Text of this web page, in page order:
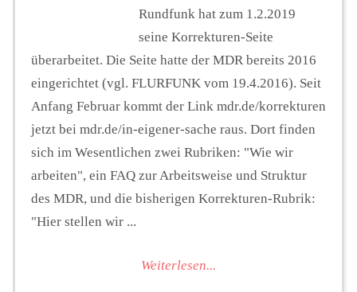
Rundfunk hat zum 1.2.2019
seine Korrekturen-Seite
überarbeitet. Die Seite hatte der MDR bereits 2016
eingerichtet (vgl. FLURFUNK vom 19.4.2016). Seit
Anfang Februar kommt der Link mdr.de/korrekturen
jetzt bei mdr.de/in-eigener-sache raus. Dort finden
sich im Wesentlichen zwei Rubriken: "Wie wir
arbeiten", ein FAQ zur Arbeitsweise und Struktur
des MDR, und die bisherigen Korrekturen-Rubrik:
"Hier stellen wir ...
Weiterlesen...